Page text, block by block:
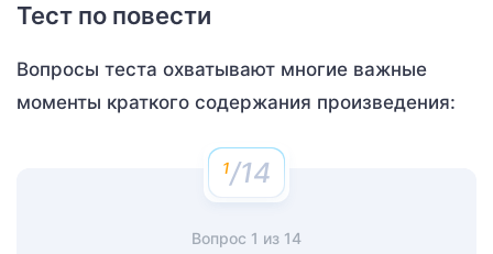
Тест по повести
Вопросы теста охватывают многие важные
моменты краткого содержания произведения:
/14
Вопрос 1 из 14